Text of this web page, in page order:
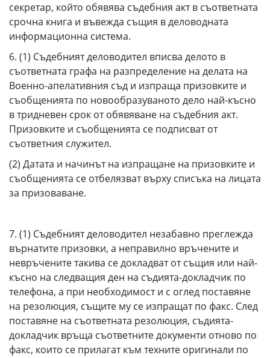
секретар, който обявява съдебния акт в съответната
срочна книга и въвежда същия в деловодната
информационна система.
6. (1) Съдебният деловодител вписва делото в
съответната графа на разпределение на делата на
Военно-апелативния съд и изпраща призовките и
съобщенията по новообразуваното дело най-късно
в тридневен срок от обявяване на съдебния акт.
Призовките и съобщенията се подписват от
съответния служител.
(2) Датата и начинът на изпращане на призовките и
съобщенията се отбелязват върху списъка на лицата
за призоваване.
7. (1) Съдебният деловодител незабавно преглежда
върнатите призовки, а неправилно връчените и
невръчените такива се докладват от същия или най-
късно на следващия ден на съдията-докладчик по
телефона, а при необходимост и с оглед поставяне
на резолюция, същите му се изпращат по факс. След
поставяне на съответната резолюция, съдията-
докладчик връща съответните документи отново по
факс, които се прилагат към техните оригинали по